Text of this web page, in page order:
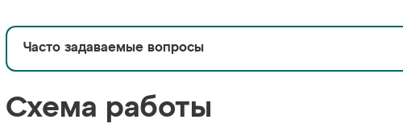
Часто задаваемые вопросы
Схема работы